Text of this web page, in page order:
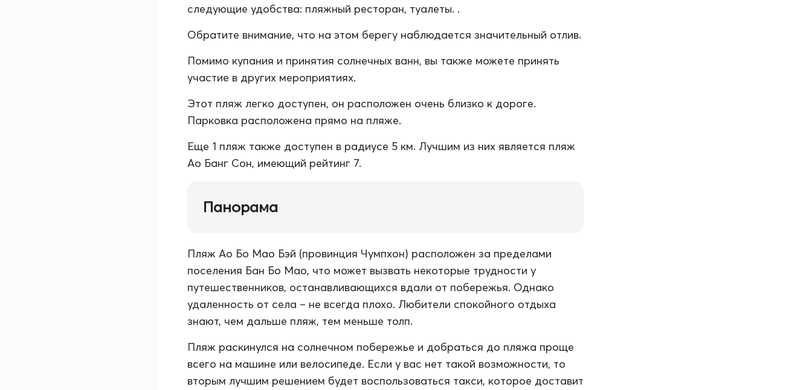
следующие удобства: пляжный ресторан, туалеты. .
Обратите внимание, что на этом берегу наблюдается значительный отлив.
Помимо купания и принятия солнечных ванн, вы также можете принять
участие в других мероприятиях.
Этот пляж легко доступен, он расположен очень близко к дороге.
Парковка расположена прямо на пляже.
Еще 1 пляж также доступен в радиусе 5 км. Лучшим из них является пляж
Ао Банг Сон, имеющий рейтинг 7.
Панорама
Пляж Ао Бо Мао Бэй (провинция Чумпхон) расположен за пределами
поселения Бан Бо Мао, что может вызвать некоторые трудности у
путешественников, останавливающихся вдали от побережья. Однако
удаленность от села – не всегда плохо. Любители спокойного отдыха
знают, чем дальше пляж, тем меньше толп.
Пляж раскинулся на солнечном побережье и добраться до пляжа проще
всего на машине или велосипеде. Если у вас нет такой возможности, то
вторым лучшим решением будет воспользоваться такси, которое доставит